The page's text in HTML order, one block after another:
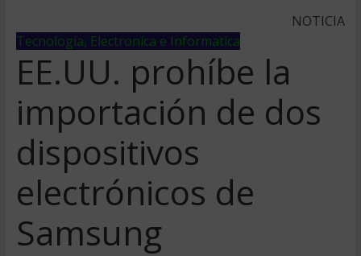
NOTICIA
Tecnologia, Electronica e Informatica
EE.UU. prohíbe la
importación de dos
dispositivos
electrónicos de
Samsung